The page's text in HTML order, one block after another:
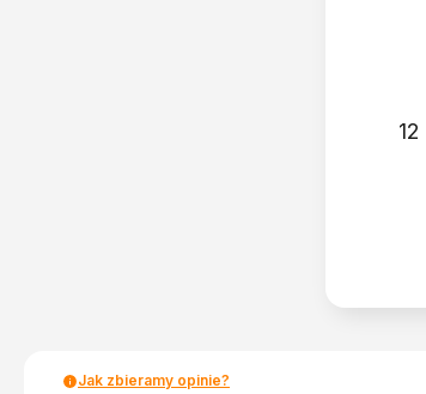
12
Jak zbieramy opinie?